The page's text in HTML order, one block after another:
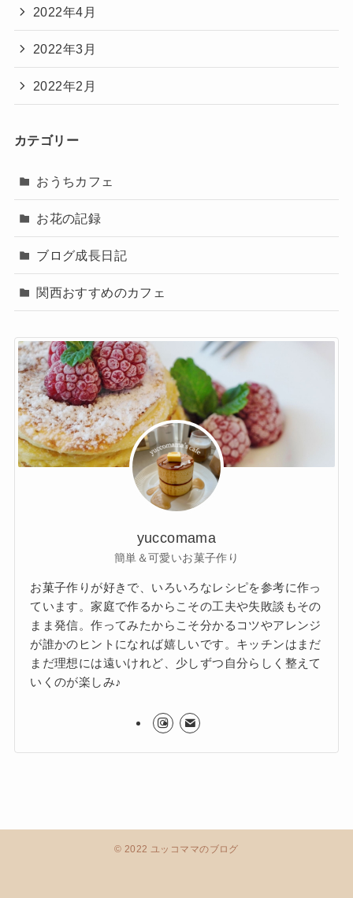
2022年4月
2022年3月
2022年2月
カテゴリー
おうちカフェ
お花の記録
ブログ成長日記
関西おすすめのカフェ
yuccomama
簡単＆可愛いお菓子作り
お菓子作りが好きで、いろいろなレシピを参考に作っ
ています。家庭で作るからこその工夫や失敗談もその
まま発信。作ってみたからこそ分かるコツやアレンジ
が誰かのヒントになれば嬉しいです。キッチンはまだ
まだ理想には遠いけれど、少しずつ自分らしく整えて
いくのが楽しみ♪
© 2022 ユッコママのブログ